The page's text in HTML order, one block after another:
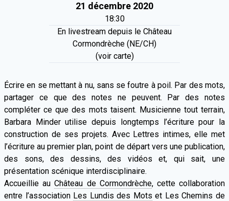
21 décembre 2020
18:30
En livestream depuis le Château
Cormondrèche (NE/CH)
(voir carte)
Écrire en se mettant à nu, sans se foutre à poil. Par des mots,
partager ce que des notes ne peuvent. Par des notes
compléter ce que des mots taisent. Musicienne tout terrain,
Barbara Minder utilise depuis longtemps l’écriture pour la
construction de ses projets. Avec Lettres intimes, elle met
l’écriture au premier plan, point de départ vers une publication,
des sons, des dessins, des vidéos et, qui sait, une
présentation scénique interdisciplinaire.
Accueillie auChâteau de Cormondrèche, cette collaboration
entre l’association Les Lundis des Mots et Les Chemins de